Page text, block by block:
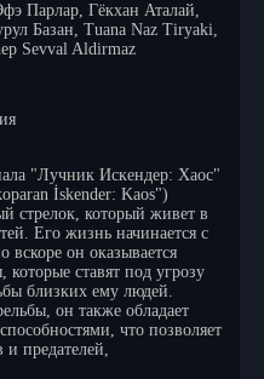
Парлар, Гёкхан Аталай,
Базан, Tuana Naz Tiryaki,
Sevval Aldirmaz
"Лучник Искендер: Хаос"
İskender: Kaos")
стрелок, который живет в
Его жизнь начинается с
он оказывается
ставят под угрозу
близких ему людей.
он также обладает
что позволяет
и предателей,